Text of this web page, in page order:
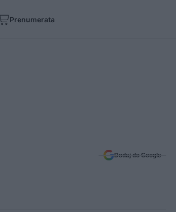
Prenumerata
Dodaj do Google